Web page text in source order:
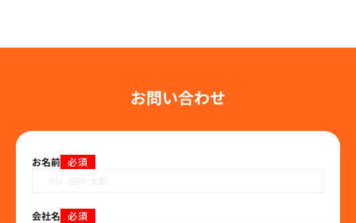
お問い合わせ
お名前 必須
会社名 必須